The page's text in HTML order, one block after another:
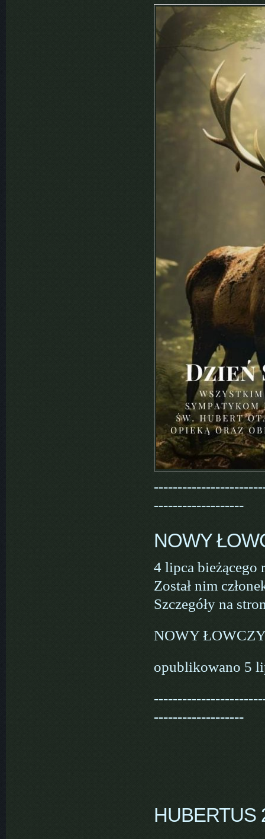
-------------------
NOWY
4 lipca bieżącego
Został nim
Szczegóły na
NOWY
opublikowano 5
-------------------
HUBERTUS